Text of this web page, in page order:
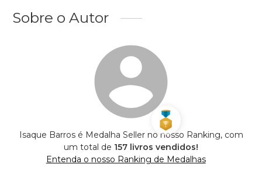
Sobre o Autor
Isaque Barros é Medalha Seller no nosso Ranking, com
um total de 157 livros vendidos!
Entenda o nosso Ranking de Medalhas